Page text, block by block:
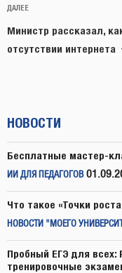
Следующая
запись
ДАЛЕЕ
Министр рассказал,
отсутствии интернета
НОВОСТИ
Бесплатные мастер-
ИИ ДЛЯ ПЕДАГОГОВ
Что такое «Точки
НОВОСТИ "МОЕГО
Пробный ЕГЭ для всех:
тренировочные